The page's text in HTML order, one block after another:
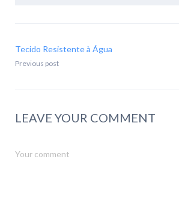
Tecido Resistente à Água
Previous post
LEAVE YOUR COMMENT